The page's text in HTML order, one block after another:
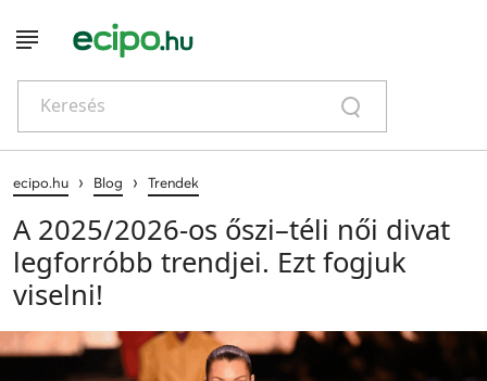
Keresés
ecipo.hu › Blog › Trendek
A 2025/2026-os őszi–téli női divat
legforróbb trendjei. Ezt fogjuk
viselni!